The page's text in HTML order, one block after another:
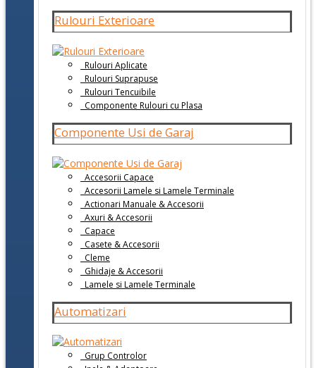
Rulouri Exterioare
Rulouri Aplicate
Rulouri Suprapuse
Rulouri Tencuibile
Componente Rulouri cu Plasa
Componente Usi de Garaj
Accesorii Capace
Accesorii Lamele si Lamele Terminale
Actionari Manuale & Accesorii
Axuri & Accesorii
Capace
Casete & Accesorii
Cleme
Ghidaje & Accesorii
Lamele si Lamele Terminale
Automatizari
Grup Controlor